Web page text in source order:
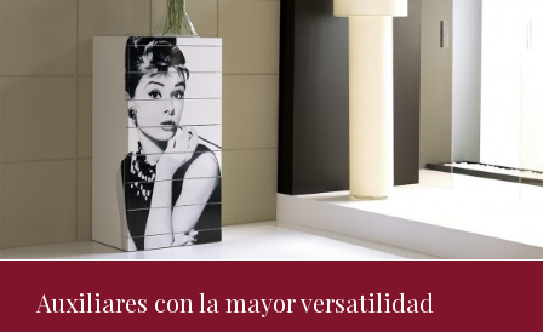
Auxiliares con la mayor versatilidad